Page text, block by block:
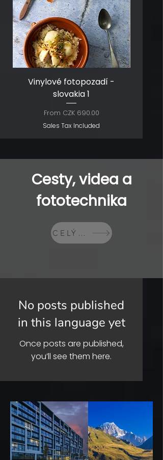
Vinylové fotopozadí -
slovakia 1
From CZK 690.00
Sale Price
Sales Tax Included
Cesty, videa a
fototechnika
CELÝ BLOG
No posts published
in this language yet
Once posts are published,
you’ll see them here.